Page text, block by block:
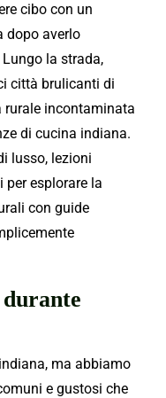
cibo con un
dopo averlo
la strada,
città brulicanti di
incontaminata
di cucina indiana.
lusso, lezioni
esplorare la
con guide
ma abbiamo
e gustosi che